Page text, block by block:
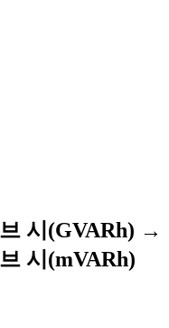
시(GVARh) →
시(mVARh)